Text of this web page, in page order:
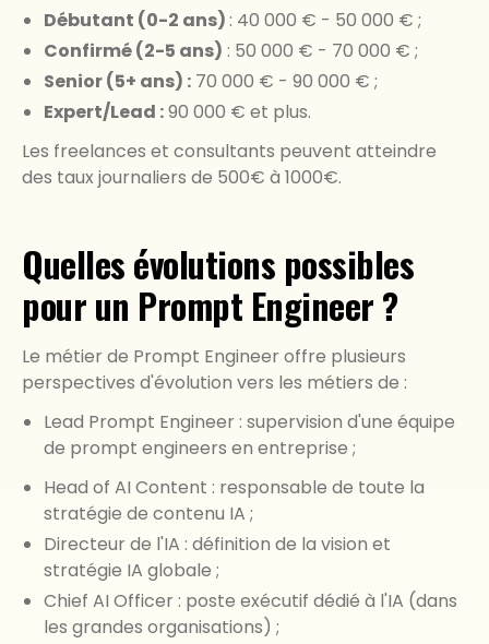
Débutant (0-2 ans) : 40 000 € - 50 000 € ;
Confirmé (2-5 ans) : 50 000 € - 70 000 € ;
Senior (5+ ans) : 70 000 € - 90 000 € ;
Expert/Lead :90 000 € et plus.
Les freelances et consultants peuvent atteindre
des taux journaliers de 500€ à 1000€.
Quelles évolutions possibles
pour un Prompt Engineer ?
Le métier de Prompt Engineer offre plusieurs
perspectives d'évolution vers les métiers de :
Lead Prompt Engineer : supervision d'une équipe
de prompt engineers en entreprise ;
Head of AI Content : responsable de toute la
stratégie de contenu IA ;
Directeur de l'IA : définition de la vision et
stratégie IA globale ;
Chief AI Officer : poste exécutif dédié à l'IA (dans
les grandes organisations) ;